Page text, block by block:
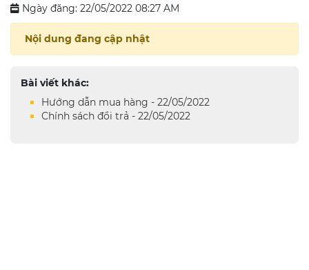
Ngày đăng: 22/05/2022 08:27 AM
Nội dung đang cập nhật
Bài viết khác:
Hướng dẫn mua hàng - 22/05/2022
Chính sách đổi trả - 22/05/2022